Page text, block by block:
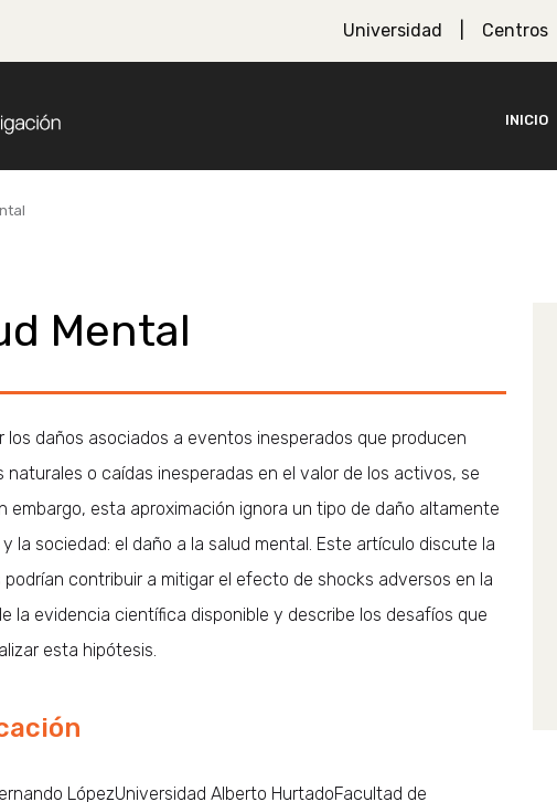
Universidad Centros
INICIO
Mental
daños asociados a eventos inesperados que producen
o caídas inesperadas en el valor de los activos, se
embargo, esta aproximación ignora un tipo de daño altamente
la sociedad: el daño a la salud mental. Este artículo discute la
contribuir a mitigar el efecto de shocks adversos en la
la evidencia científica disponible y describe los desafíos que
esta hipótesis.
LópezUniversidad Alberto HurtadoFacultad de